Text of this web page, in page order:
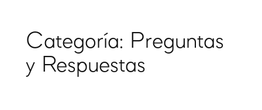
Categoría: Preguntas
y Respuestas